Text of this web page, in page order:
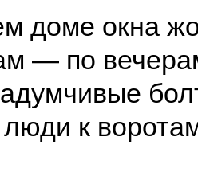
доме окна
— по
к